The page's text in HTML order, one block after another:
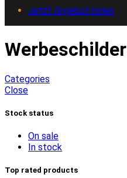
Jetzt Angebot holen
Werbeschilder
Categories
Close
Stock status
On sale
In stock
Top rated products